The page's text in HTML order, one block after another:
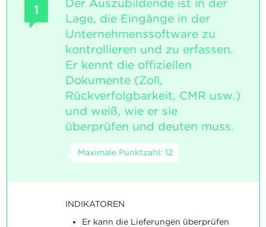
1
Der Auszubildende ist in der
Lage, die Eingänge in der
Unternehmenssoftware zu
kontrollieren und zu erfassen.
Er kennt die offiziellen
Dokumente (Zoll,
Rückverfolgbarkeit, CMR usw.)
und weiß, wie er sie
überprüfen und deuten muss.
Maximale Punktzahl: 12
INDIKATOREN
Er kann die Lieferungen überprüfen